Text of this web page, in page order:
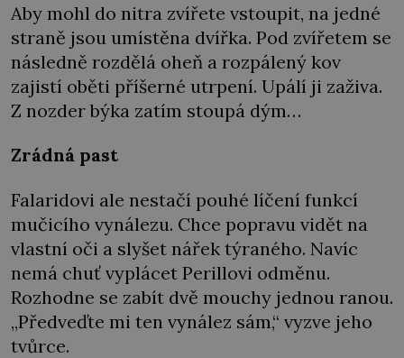
Aby mohl do nitra zvířete vstoupit, na jedné
straně jsou umístěna dvířka. Pod zvířetem se
následně rozdělá oheň a rozpálený kov
zajistí oběti příšerné utrpení. Upálí ji zaživa.
Z nozder býka zatím stoupá dým…
Zrádná past
Falaridovi ale nestačí pouhé líčení funkcí
mučicího vynálezu. Chce popravu vidět na
vlastní oči a slyšet nářek týraného. Navíc
nemá chuť vyplácet Perillovi odměnu.
Rozhodne se zabít dvě mouchy jednou ranou.
„Předveďte mi ten vynález sám,“ vyzve jeho
tvůrce.